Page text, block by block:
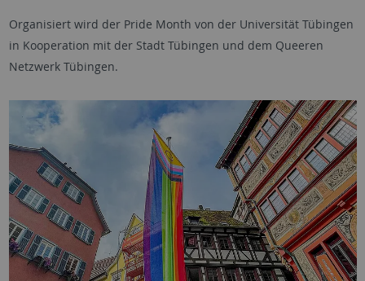
Organisiert wird der Pride Month von der Universität Tübingen
in Kooperation mit der Stadt Tübingen und dem Queeren
Netzwerk Tübingen.